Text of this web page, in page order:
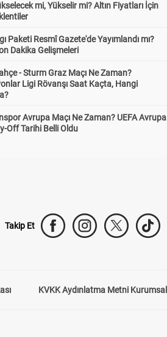
mi, Yükselir mi? Altın Fiyatları İçin
Paketi Resmî Gazete'de Yayımlandı mı?
Dakika Gelişmeleri
- Sturm Graz Maçı Ne Zaman?
Ligi Rövanşı Saat Kaçta, Hangi
Avrupa Maçı Ne Zaman? UEFA Avrupa
Off Tarihi Belli Oldu
Takip Et
KVKK Aydınlatma Metni Kurumsal